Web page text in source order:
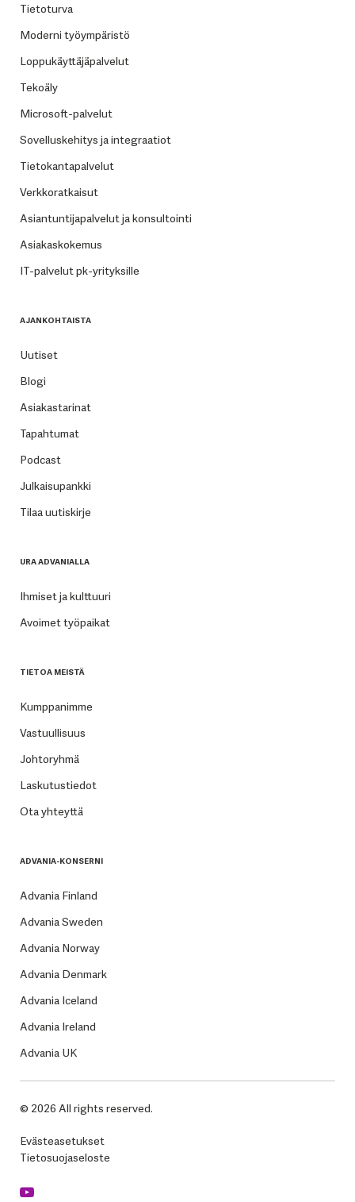
Tietoturva
Moderni työympäristö
Loppukäyttäjäpalvelut
Tekoäly
Microsoft-palvelut
Sovelluskehitys ja integraatiot
Tietokantapalvelut
Verkkoratkaisut
Asiantuntijapalvelut ja konsultointi
Asiakaskokemus
IT-palvelut pk-yrityksille
AJANKOHTAISTA
Uutiset
Blogi
Asiakastarinat
Tapahtumat
Podcast
Julkaisupankki
Tilaa uutiskirje
URA ADVANIALLA
Ihmiset ja kulttuuri
Avoimet työpaikat
TIETOA MEISTÄ
Kumppanimme
Vastuullisuus
Johtoryhmä
Laskutustiedot
Ota yhteyttä
ADVANIA-KONSERNI
Advania Finland
Advania Sweden
Advania Norway
Advania Denmark
Advania Iceland
Advania Ireland
Advania UK
© 2026 All rights reserved.
Evästeasetukset
Tietosuojaseloste